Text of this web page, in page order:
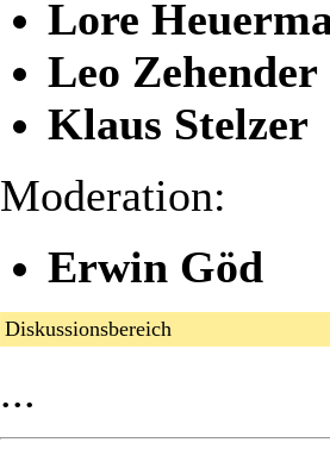
Lore
Leo Zehender
Klaus Stelzer
Moderation:
Erwin Göd
Diskussionsbereich
...